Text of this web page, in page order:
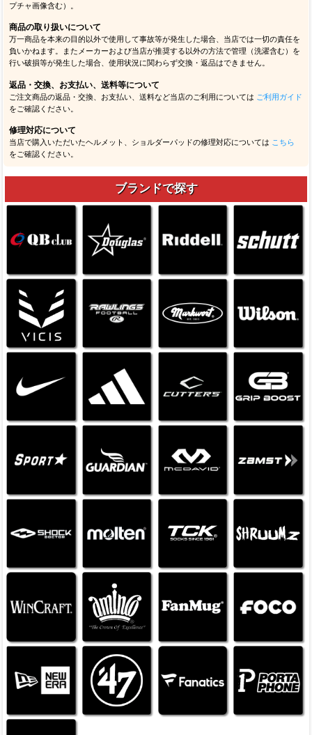
プチャ画像含む）。
商品の取り扱いについて
万一商品を本来の目的以外で使用して事故等が発生した場合、当店では一切の責任を
負いかねます。またメーカーおよび当店が推奨する以外の方法で管理（洗濯含む）を
行い破損等が発生した場合、使用状況に関わらず交換・返品はできません。
返品・交換、お支払い、送料等について
ご注文商品の返品・交換、お支払い、送料など当店のご利用については ご利用ガイド
をご確認ください。
修理対応について
当店で購入いただいたヘルメット、ショルダーパッドの修理対応については こちら
をご確認ください。
ブランドで探す